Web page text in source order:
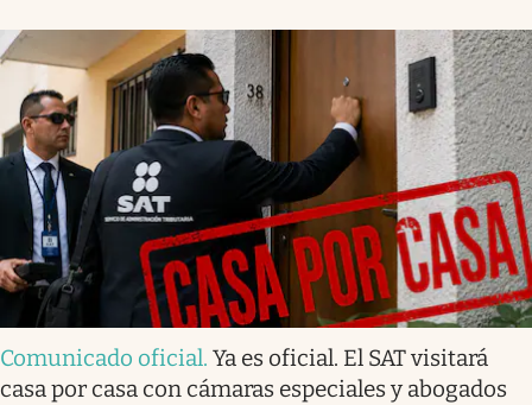
Comunicado oficial. Ya es oficial. El SAT visitará
casa por casa con cámaras especiales y abogados